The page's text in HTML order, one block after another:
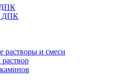
ДПК
ДПК
растворы и смеси